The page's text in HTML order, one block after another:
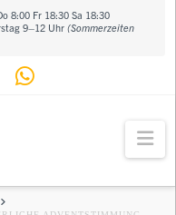
8:00 Fr 18:30 Sa 18:30
9–12 Uhr (Sommerzeiten